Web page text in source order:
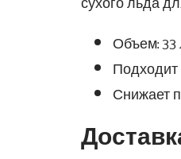
Объем: 33
Снижает